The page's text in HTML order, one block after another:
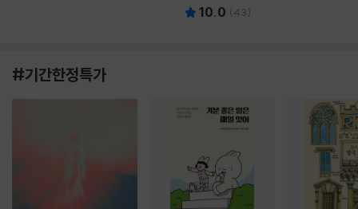
10.0 (43)
#기간한정특가